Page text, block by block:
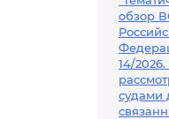
обзор
14/
судами